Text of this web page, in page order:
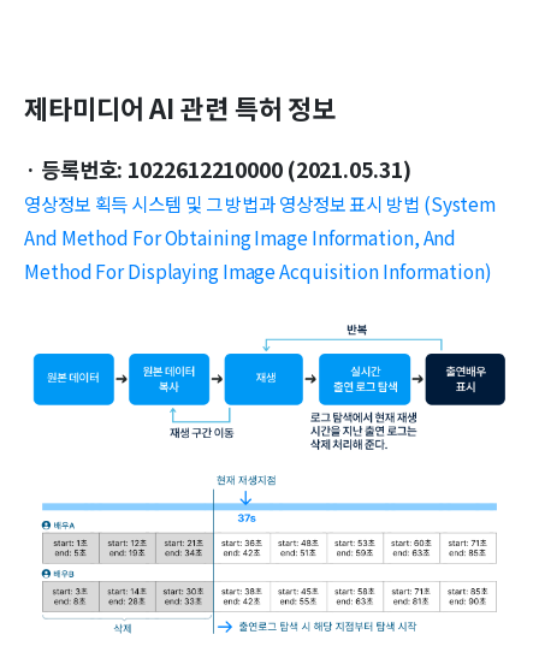
제타미디어 AI 관련 특허 정보
· 등록번호: 1022612210000 (2021.05.31)
영상정보 획득 시스템 및 그 방법과 영상정보 표시 방법 (System
And Method For Obtaining Image Information, And
Method For Displaying Image Acquisition Information)